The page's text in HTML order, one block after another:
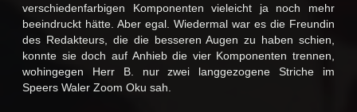
verschiedenfarbigen Komponenten vieleicht ja noch mehr
beeindruckt hätte. Aber egal. Wiedermal war es die Freundin
des Redakteurs, die die besseren Augen zu haben schien,
konnte sie doch auf Anhieb die vier Komponenten trennen,
wohingegen Herr B. nur zwei langgezogene Striche im
Speers Waler Zoom Oku sah.